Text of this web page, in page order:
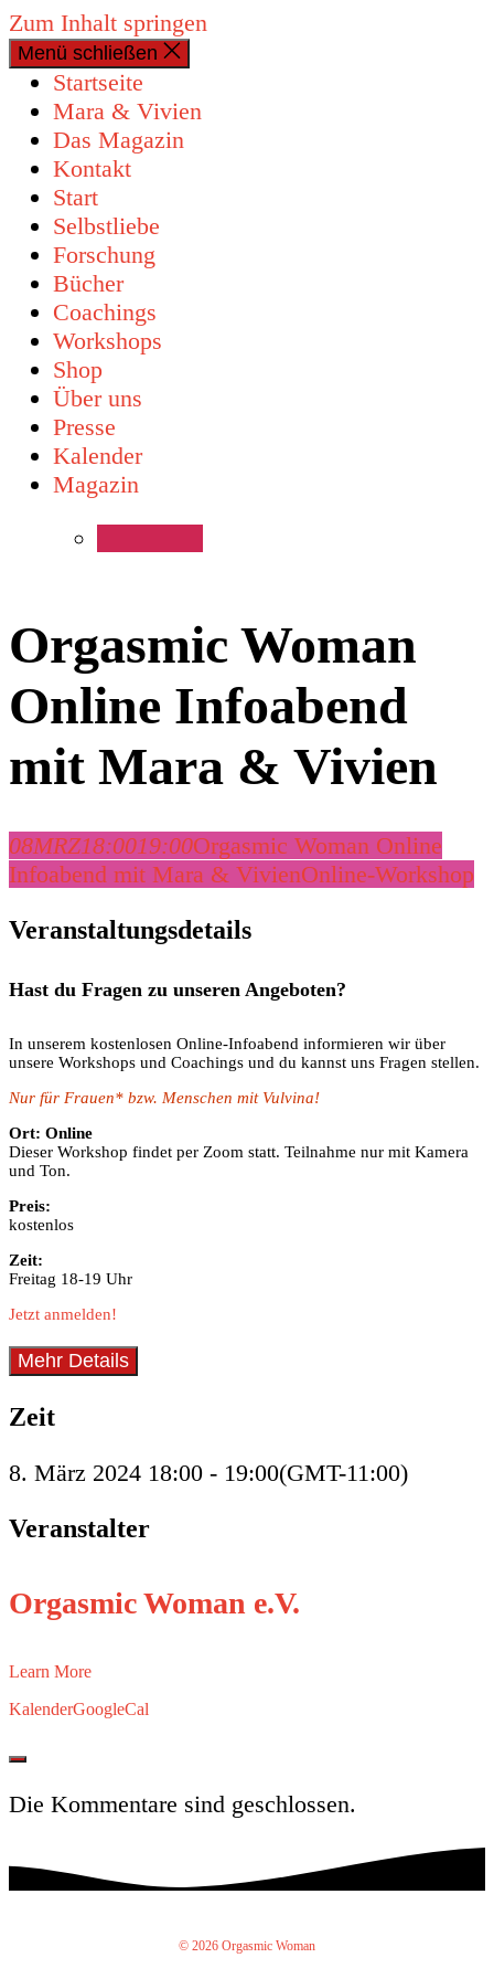
Zum Inhalt springen
Menü schließen
Startseite
Mara & Vivien
Das Magazin
Kontakt
Start
Selbstliebe
Forschung
Bücher
Coachings
Workshops
Shop
Über uns
Presse
Kalender
Magazin
Orgasmic Woman
Online Infoabend
mit Mara & Vivien
08MRZ18:0019:00Orgasmic Woman Online
Infoabend mit Mara & VivienOnline-Workshop
Veranstaltungsdetails
Hast du Fragen zu unseren Angeboten?
In unserem kostenlosen Online-Infoabend informieren wir über
unsere Workshops und Coachings und du kannst uns Fragen stellen.
Nur für Frauen* bzw. Menschen mit Vulvina!
Ort: Online
Dieser Workshop findet per Zoom statt. Teilnahme nur mit Kamera
und Ton.
Preis:
kostenlos
Zeit:
Freitag 18-19 Uhr
Jetzt anmelden!
Mehr Details
Zeit
8. März 2024 18:00 - 19:00(GMT-11:00)
Veranstalter
Orgasmic Woman e.V.
Learn More
KalenderGoogleCal
Die Kommentare sind geschlossen.
© 2026 Orgasmic Woman